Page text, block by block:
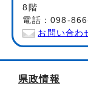
8階
電話：098-
お問い合わ
県政情報